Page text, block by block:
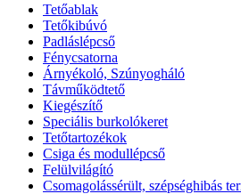
Tetőablak
Tetőkibúvó
Padláslépcső
Fénycsatorna
Árnyékoló, Szúnyogháló
Távműködtető
Kiegészítő
Speciális burkolókeret
Tetőtartozékok
Csiga és modullépcső
Felülvilágító
Csomagolássérült, szépséghibás